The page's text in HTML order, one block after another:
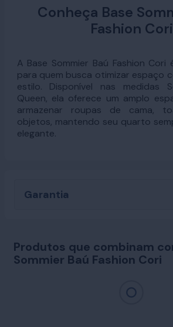
Conheça Base
Fashion Cori
A Base Sommier Baú Fashion Cori
para quem busca otimizar espaço
estilo. Disponível nas medidas
Queen, ela oferece um amplo
armazenar roupas de cama,
objetos, mantendo seu quarto
elegante.
Garantia
Produtos que combinam
Sommier Baú Fashion Cori